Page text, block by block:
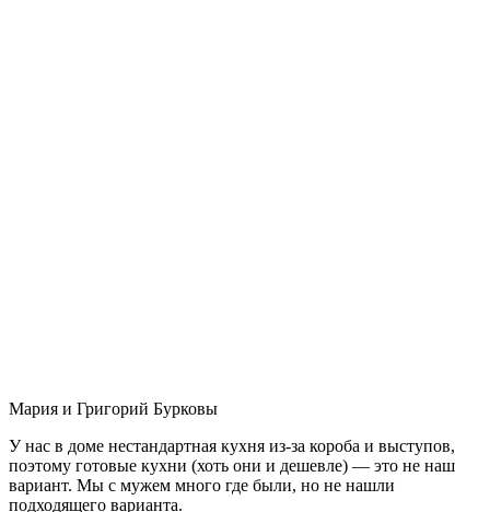
Мария и Григорий Бурковы
У нас в доме нестандартная кухня из-за короба и выступов,
поэтому готовые кухни (хоть они и дешевле) — это не наш
вариант. Мы с мужем много где были, но не нашли
подходящего варианта.